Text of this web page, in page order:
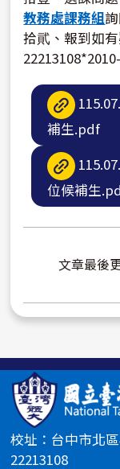
教務處課務組
拾貮、報到如
補生.pdf
位候補生
文章最後
校址：台中市北
22213108